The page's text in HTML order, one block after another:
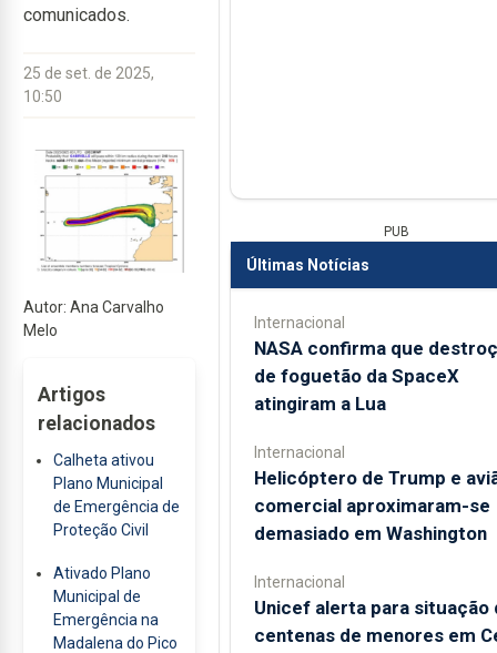
comunicados.
25 de set. de 2025,
10:50
Autor: Ana Carvalho
Melo
Artigos
relacionados
Calheta ativou
Plano Municipal
de Emergência de
Proteção Civil
Ativado Plano
Municipal de
Emergência na
Madalena do Pico
PUB
Últimas Notícias
Internacional
NASA confirma que
de foguetão da SpaceX
atingiram a Lua
Internacional
Helicóptero de Trump e
comercial aproximaram-se
demasiado em Washington
Internacional
Unicef alerta para situação
centenas de menores em